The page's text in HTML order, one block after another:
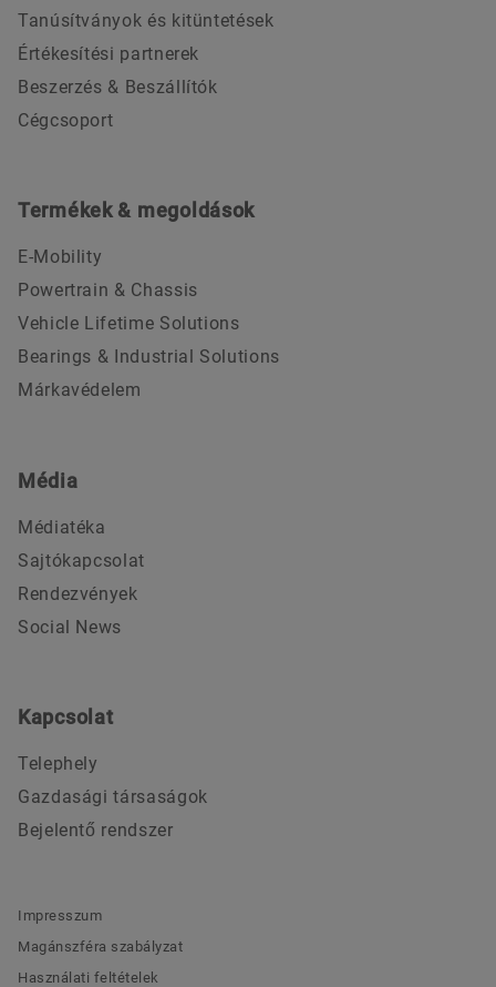
Tanúsítványok és kitüntetések
Értékesítési partnerek
Beszerzés & Beszállítók
Cégcsoport
Termékek & megoldások
E-Mobility
Powertrain & Chassis
Vehicle Lifetime Solutions
Bearings & Industrial Solutions
Márkavédelem
Média
Médiatéka
Sajtókapcsolat
Rendezvények
Social News
Kapcsolat
Telephely
Gazdasági társaságok
Bejelentő rendszer
Impresszum
Magánszféra szabályzat
Használati feltételek